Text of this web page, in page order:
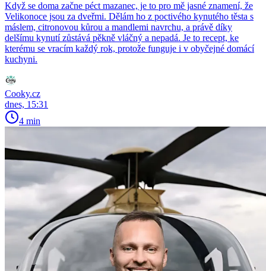
Když se doma začne péct mazanec, je to pro mě jasné znamení, že
Velikonoce jsou za dveřmi. Dělám ho z poctivého kynutého těsta s
máslem, citronovou kůrou a mandlemi navrchu, a právě díky
delšímu kynutí zůstává pěkně vláčný a nepadá. Je to recept, ke
kterému se vracím každý rok, protože funguje i v obyčejné domácí
kuchyni.
Cooky.cz
dnes, 15:31
4 min